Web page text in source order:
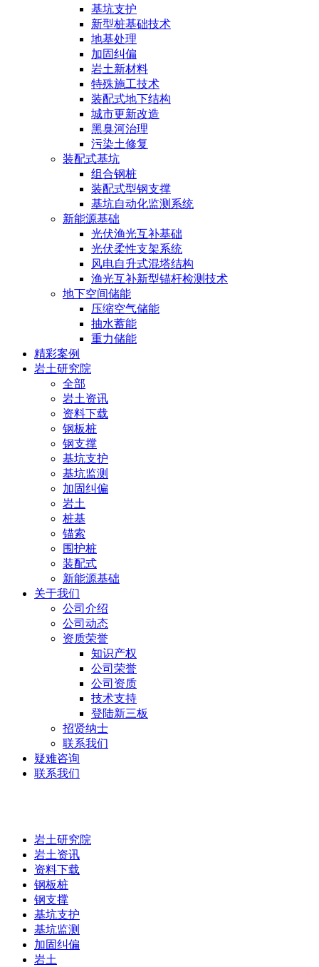
基坑支护
新型桩基础技术
地基处理
加固纠偏
岩土新材料
特殊施工技术
装配式地下结构
城市更新改造
黑臭河治理
污染土修复
装配式基坑
组合钢桩
装配式型钢支撑
基坑自动化监测系统
新能源基础
光伏渔光互补基础
光伏柔性支架系统
风电自升式混塔结构
渔光互补新型锚杆检测技术
地下空间储能
压缩空气储能
抽水蓄能
重力储能
精彩案例
岩土研究院
全部
岩土资讯
资料下载
钢板桩
钢支撑
基坑支护
基坑监测
加固纠偏
岩土
桩基
锚索
围护桩
装配式
新能源基础
关于我们
公司介绍
公司动态
资质荣誉
知识产权
公司荣誉
公司资质
技术支持
登陆新三板
招贤纳士
联系我们
疑难咨询
联系我们
岩土研究院
岩土资讯
资料下载
钢板桩
钢支撑
基坑支护
基坑监测
加固纠偏
岩土